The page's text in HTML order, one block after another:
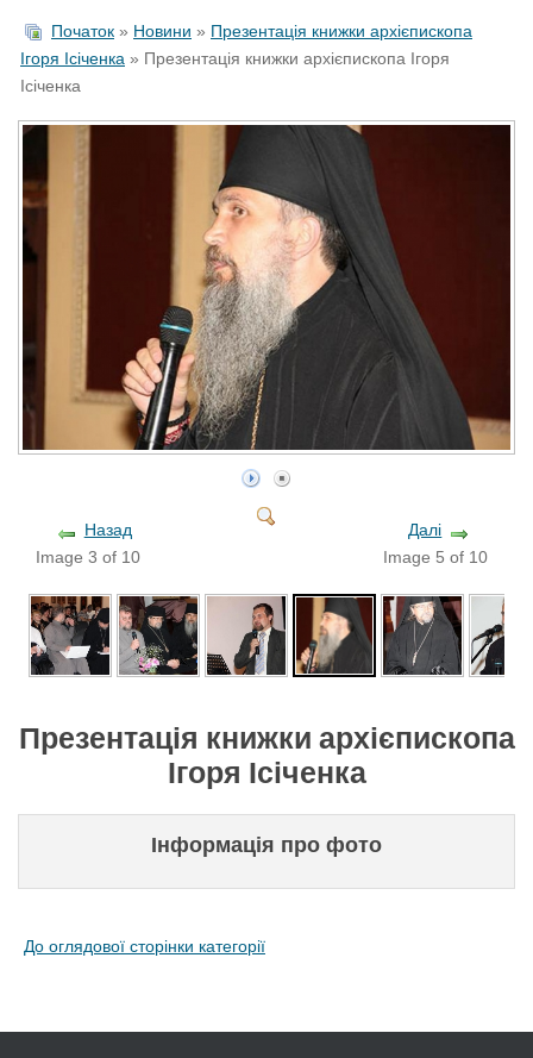
Початок » Новини » Презентація книжки архієпископа
Ігоря Ісіченка » Презентація книжки архієпископа Ігоря
Ісіченка
Назад
Image 3 of 10
Далі
Image 5 of 10
Презентація книжки архієпископа
Ігоря Ісіченка
Інформація про фото
До оглядової сторінки категорії